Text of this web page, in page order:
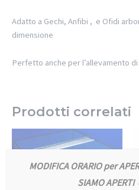
Adatto a Gechi, Anfibi , e Ofidi
dimensione
Perfetto anche per l’allevamento
Prodotti correlati
MODIFICA ORARIO per
SIAMO APERTI